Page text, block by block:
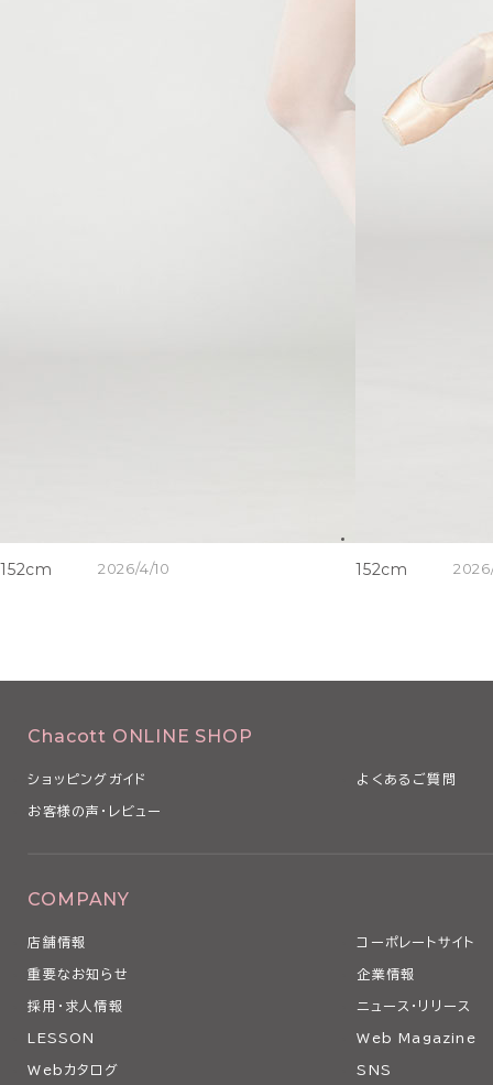
152cm 2026/4/10 152cm
Chacott ONLINE SHOP
ショッピングガイド よくあるご質問
お客様の声・レビュー
COMPANY
店舗情報 コーポレートサイト
重要なお知らせ 企業情報
採用・求人情報 ニュース・リリース
LESSON Web Magazine
Webカタログ SNS